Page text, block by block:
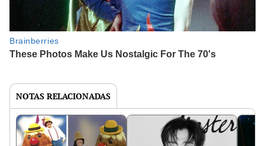
NOTAS RELACIONADAS